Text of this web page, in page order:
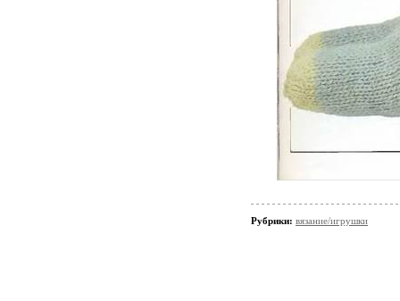
Рубрики: вязание/игрушки